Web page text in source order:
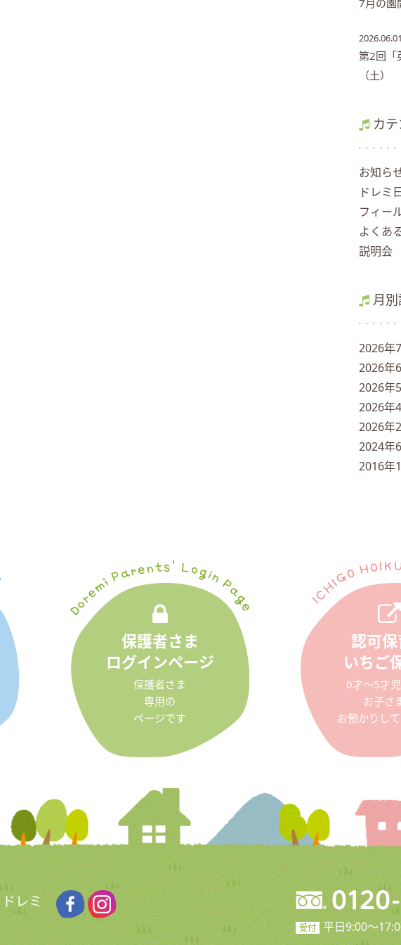
7月の園
2026.06.01
第2回「
（土）
カ
お知ら
ドレミ
フィー
よくあ
説明会
月
2026年
2026年
2026年
2026年
2026年
2024年
2016年
保護者さま
ログインページ
保護者さま
専用の
ページです
認可
いちご
0才〜5才
お子さ
お預かりして
レミ
受付 平日9:00〜